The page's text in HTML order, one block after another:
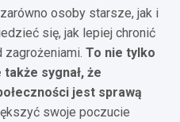
osoby starsze, jak i
się, jak lepiej chronić
To nie tylko
sygnał, że
jest sprawą
swoje poczucie